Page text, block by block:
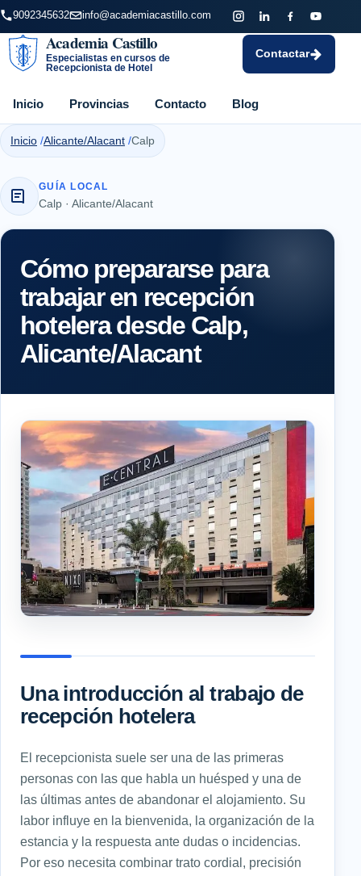
9092345632 info@academiacastillo.com
Academia Castillo
Especialistas en cursos de
Recepcionista de Hotel
Inicio Provincias Contacto Blog
Contactar
Inicio Alicante/Alacant Calp
GUÍA LOCAL
Calp · Alicante/Alacant
Cómo prepararse para
trabajar en recepción
hotelera desde Calp,
Alicante/Alacant
Una introducción al trabajo de
recepción hotelera
El recepcionista suele ser una de las primeras
personas con las que habla un huésped y una de
las últimas antes de abandonar el alojamiento. Su
labor influye en la bienvenida, la organización de la
estancia y la respuesta ante dudas o incidencias.
Por eso necesita combinar trato cordial, precisión